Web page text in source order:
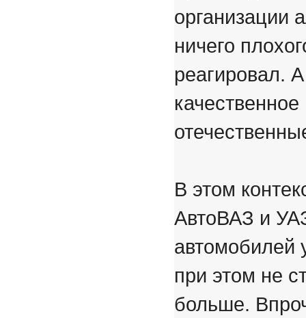
организации
ничего
реагировал.
В этом
АвтоВАЗ и
автомобилей
при этом не
больше.